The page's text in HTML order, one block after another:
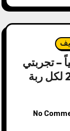
– تجربتي
الشخصية وأحدث طرق 2026 لكل ربة
No